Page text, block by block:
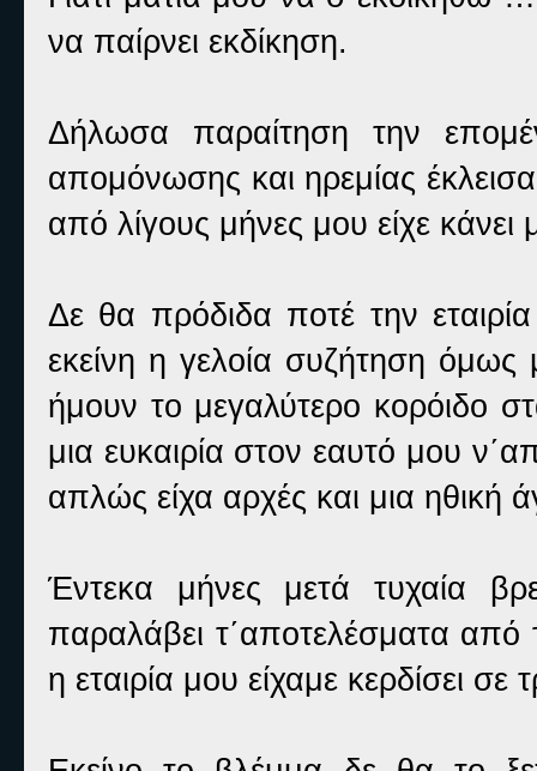
να παίρνει εκδίκηση.
Δήλωσα παραίτηση την
απομόνωσης και ηρεμίας
από λίγους μήνες μου είχε κάνει
Δε θα πρόδιδα ποτέ την
εκείνη η γελοία συζήτηση όμως
ήμουν το μεγαλύτερο κορόιδο
μια ευκαιρία στον εαυτό μου
απλώς είχα αρχές και μια ηθική
Έντεκα μήνες μετά τυχαία
παραλάβει τ΄αποτελέσματα από
η εταιρία μου είχαμε κερδίσει